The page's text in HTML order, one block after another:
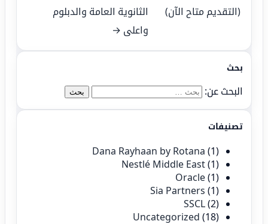
بحث
البحث عن:
تصنيفات
Dana Rayhaan by Rotana (1)
Nestlé Middle East(1)
Oracle(1)
Sia Partners (1)
SSCL(2)
Uncategorized (18)
(التقديم متاح الآن)
الثانوية العامة والدبلوم
واعلى →